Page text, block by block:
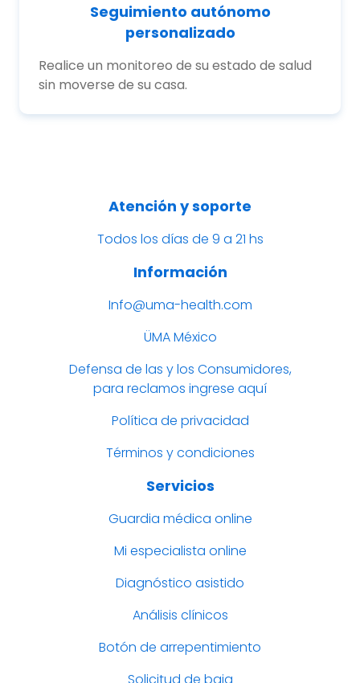
Seguimiento autónomo
personalizado
Realice un monitoreo de su estado de salud
sin moverse de su casa.
Atención y soporte
Todos los días de 9 a 21 hs
Información
Info@uma-health.com
ÜMA México
Defensa de las y los Consumidores,
para reclamos ingrese aquí
Política de privacidad
Términos y condiciones
Servicios
Guardia médica online
Mi especialista online
Diagnóstico asistido
Análisis clínicos
Botón de arrepentimiento
Solicitud de baja